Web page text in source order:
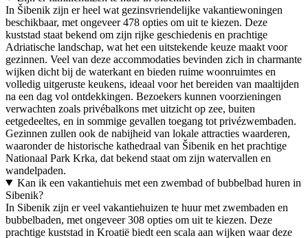
In Šibenik zijn er heel wat gezinsvriendelijke vakantiewoningen
beschikbaar, met ongeveer 478 opties om uit te kiezen. Deze
kuststad staat bekend om zijn rijke geschiedenis en prachtige
Adriatische landschap, wat het een uitstekende keuze maakt voor
gezinnen. Veel van deze accommodaties bevinden zich in charmante
wijken dicht bij de waterkant en bieden ruime woonruimtes en
volledig uitgeruste keukens, ideaal voor het bereiden van maaltijden
na een dag vol ontdekkingen. Bezoekers kunnen voorzieningen
verwachten zoals privébalkons met uitzicht op zee, buiten
eetgedeeltes, en in sommige gevallen toegang tot privézwembaden.
Gezinnen zullen ook de nabijheid van lokale attracties waarderen,
waaronder de historische kathedraal van Šibenik en het prachtige
Nationaal Park Krka, dat bekend staat om zijn watervallen en
wandelpaden.
Kan ik een vakantiehuis met een zwembad of bubbelbad huren in
Sibenik?
In Sibenik zijn er veel vakantiehuizen te huur met zwembaden en
bubbelbaden, met ongeveer 308 opties om uit te kiezen. Deze
prachtige kuststad in Kroatië biedt een scala aan wijken waar deze